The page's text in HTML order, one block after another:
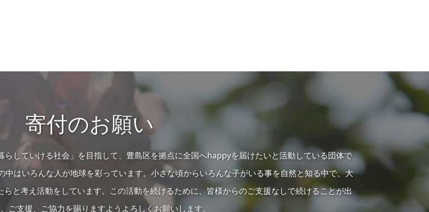
寄付のお願い
らしていける社会」を目指して、豊島区を拠点に全国へhappyを届けたいと活動している団体で
はいろんな人が地球を彩っています。小さな頃からいろんな子がいる事を自然と知る中で、大
と考え活動をしています。この活動を続けるために、皆様からのご支援なしで続けることが出
ご支援、ご協力を賜りますようよろしくお願いします。